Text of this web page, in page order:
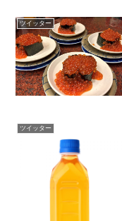
ツイッター
ツイッター